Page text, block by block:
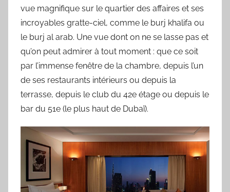
vue magnifique sur le quartier des affaires et ses
incroyables gratte-ciel, comme le burj khalifa ou
le burj al arab. Une vue dont on ne se lasse pas et
qu’on peut admirer à tout moment : que ce soit
par l’immense fenêtre de la chambre, depuis l’un
de ses restaurants intérieurs ou depuis la
terrasse, depuis le club du 42e étage ou depuis le
bar du 51e (le plus haut de Dubaï).